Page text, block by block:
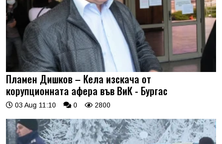
Пламен Дишков – Кела изскача от
корупционната афера във ВиК - Бургас
03 Aug 11:10 0 2800